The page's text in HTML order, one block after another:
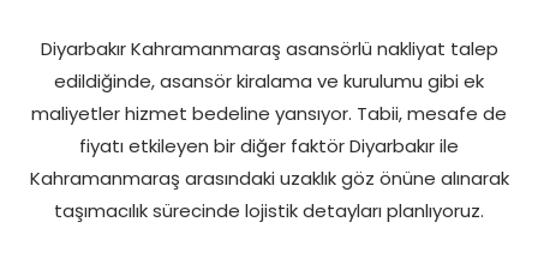
Diyarbakır Kahramanmaraş asansörlü nakliyat talep
edildiğinde, asansör kiralama ve kurulumu gibi ek
maliyetler hizmet bedeline yansıyor. Tabii, mesafe de
fiyatı etkileyen bir diğer faktör Diyarbakır ile
Kahramanmaraş arasındaki uzaklık göz önüne alınarak
taşımacılık sürecinde lojistik detayları planlıyoruz.